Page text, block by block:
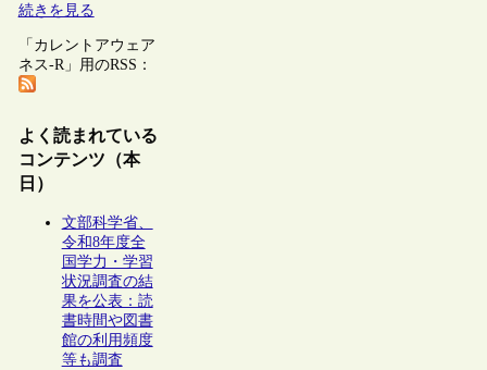
続きを見る
「カレントアウェア
ネス-R」用のRSS：
よく読まれている
コンテンツ（本
日）
文部科学省、
令和8年度全
国学力・学習
状況調査の結
果を公表：読
書時間や図書
館の利用頻度
等も調査